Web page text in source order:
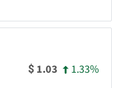
$ 1.03 1.33%